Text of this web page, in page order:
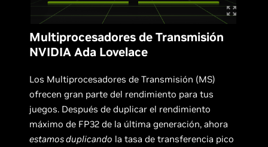
Multiprocesadores de Transmisión
NVIDIA Ada Lovelace
Los Multiprocesadores de Transmisión (MS)
ofrecen gran parte del rendimiento para tus
juegos. Después de duplicar el rendimiento
máximo de FP32 de la última generación, ahora
estamos duplicando la tasa de transferencia pico